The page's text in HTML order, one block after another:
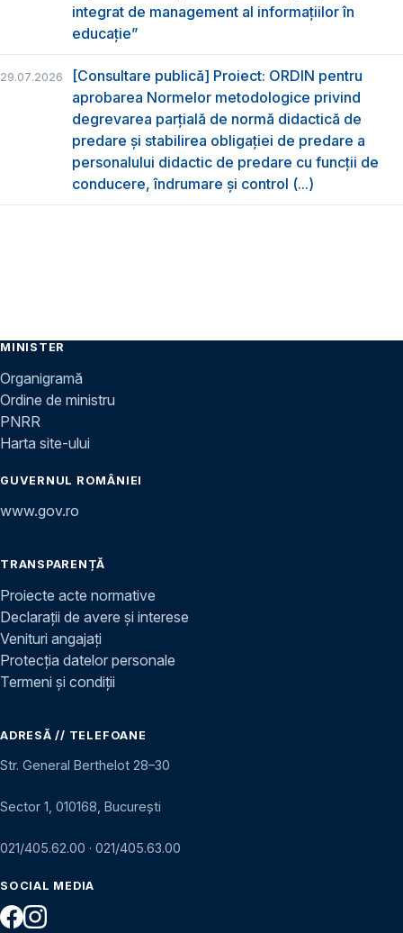
integrat de management al informațiilor în
educație”
29.07.2026
[Consultare publică] Proiect: ORDIN pentru
aprobarea Normelor metodologice privind
degrevarea parțială de normă didactică de
predare şi stabilirea obligaţiei de predare a
personalului didactic de predare cu funcții de
conducere, îndrumare și control (...)
MINISTER
Organigramă
Ordine de ministru
PNRR
Harta site-ului
GUVERNUL ROMÂNIEI
www.gov.ro
TRANSPARENȚĂ
Proiecte acte normative
Declarații de avere și interese
Venituri angajați
Protecția datelor personale
Termeni și condiții
ADRESĂ // TELEFOANE
Str. General Berthelot 28–30
Sector 1, 010168, București
021/405.62.00 · 021/405.63.00
SOCIAL MEDIA